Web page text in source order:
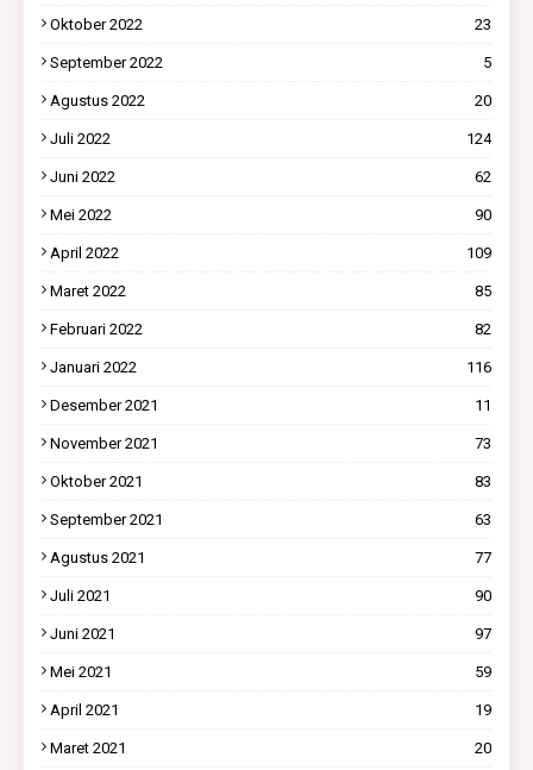
Oktober 2022 23
September 2022 5
Agustus 2022 20
Juli 2022 124
Juni 2022 62
Mei 2022 90
April 2022 109
Maret 2022 85
Februari 2022 82
Januari 2022 116
Desember 2021 11
November 2021 73
Oktober 2021 83
September 2021 63
Agustus 2021 77
Juli 2021 90
Juni 2021 97
Mei 2021 59
April 2021 19
Maret 2021 20